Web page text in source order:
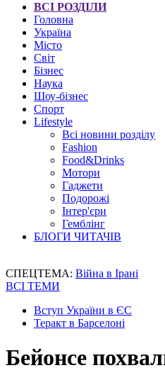
ВСІ РОЗДІЛИ
Головна
Україна
Місто
Світ
Бізнес
Наука
Шоу-бізнес
Спорт
Lifestyle
Всі новини розділу
Fashion
Food&Drinks
Мотори
Гаджети
Подорожі
Інтер'єри
Гемблінг
БЛОГИ ЧИТАЧІВ
СПЕЦТЕМА: Війна в Ірані
ВСІ ТЕМИ
Вступ України в ЄС
Теракт в Барселоні
Бейонсе